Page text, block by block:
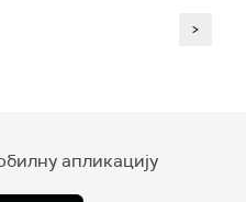
>
апликацију